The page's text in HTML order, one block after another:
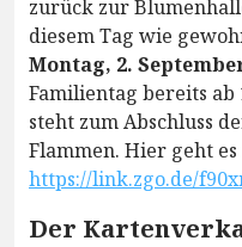
zurück zur
diesem Tag wie
Montag, 2.
Familientag bereits ab
steht zum Abschluss
Flammen. Hier geht
https://link.zgo.de/
Der